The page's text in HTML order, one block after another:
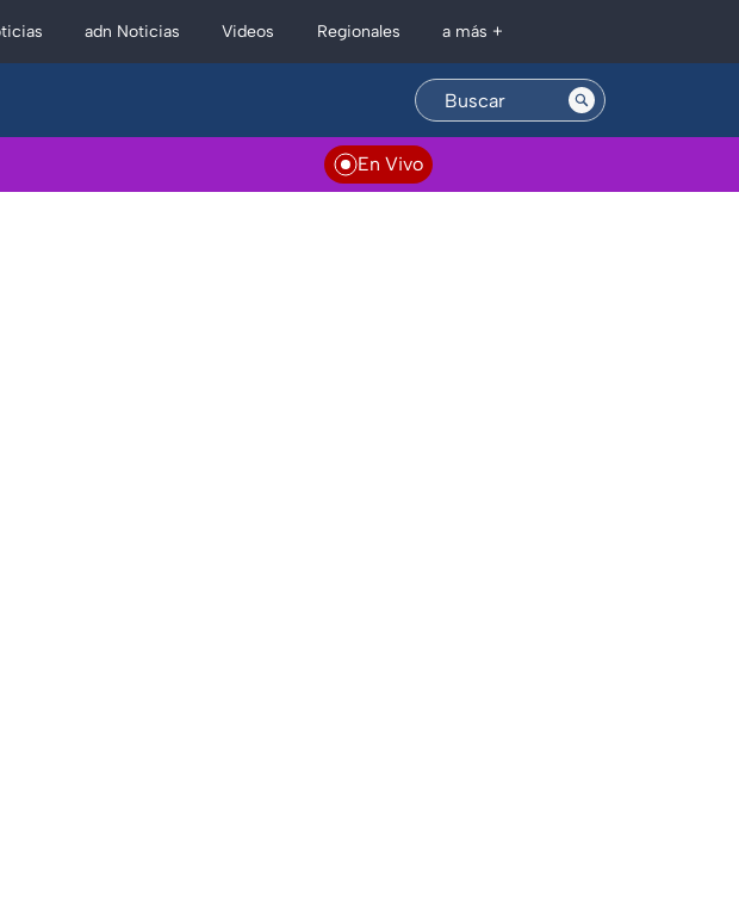
adn Noticias Videos Regionales a más +
En Vivo